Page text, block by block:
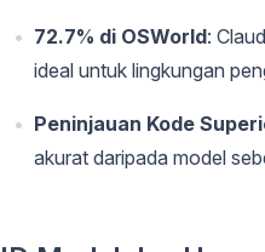
72.7% di OSWorld:
ideal untuk lingkungan
Peninjauan Kode
akurat daripada model